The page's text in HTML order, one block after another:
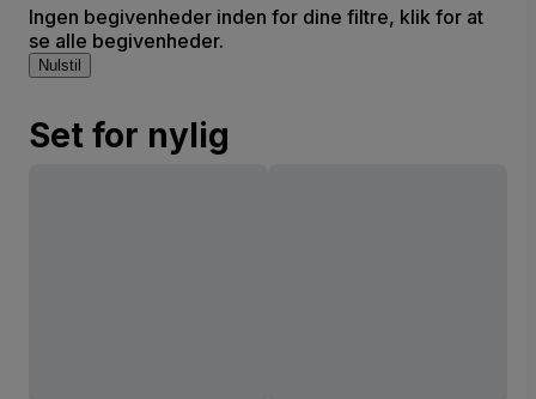
Ingen begivenheder inden for dine filtre, klik for at
se alle begivenheder.
Nulstil
Set for nylig